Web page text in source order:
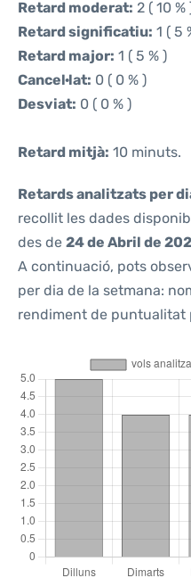
Retard moderat: 2 ( 10 %
Retard significatiu: 1 ( 5
Retard major: 1 ( 5 % )
Cancel·lat: 0 ( 0 % )
Desviat: 0 ( 0 % )
Retard mitjà: 10 minuts.
Retards analitzats per
recollit les dades
des de 24 de Abril de
A continuació, pots
per dia de la setmana:
rendiment de puntualitat